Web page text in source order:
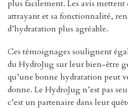
plus facilement. Les avis mettent
attrayant et sa fonctionnalité,
d’hydratation plus agréable.
Ces témoignages soulignent
du HydroJug sur leur bien-être
qu’une bonne hydratation peut
donne. Le HydroJug n’est pas
c’est un partenaire dans leur